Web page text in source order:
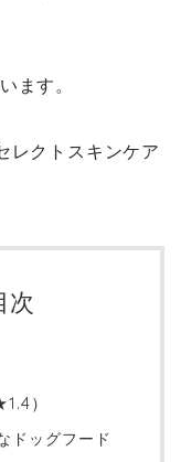
ます。
クトスキンケア
次
）
ドッグフード